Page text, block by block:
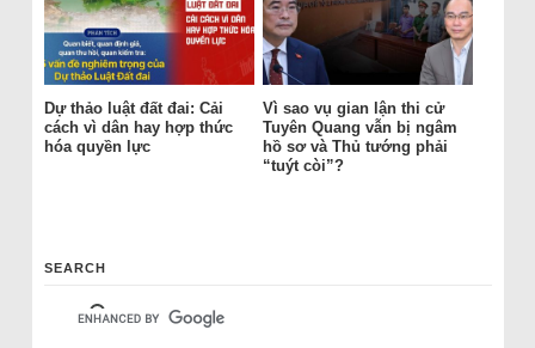
Dự thảo luật đất đai: Cải
cách vì dân hay hợp thức
hóa quyền lực
Vì sao vụ gian lận thi cử
Tuyên Quang vẫn bị ngâm
hồ sơ và Thủ tướng phải
“tuýt còi”?
SEARCH